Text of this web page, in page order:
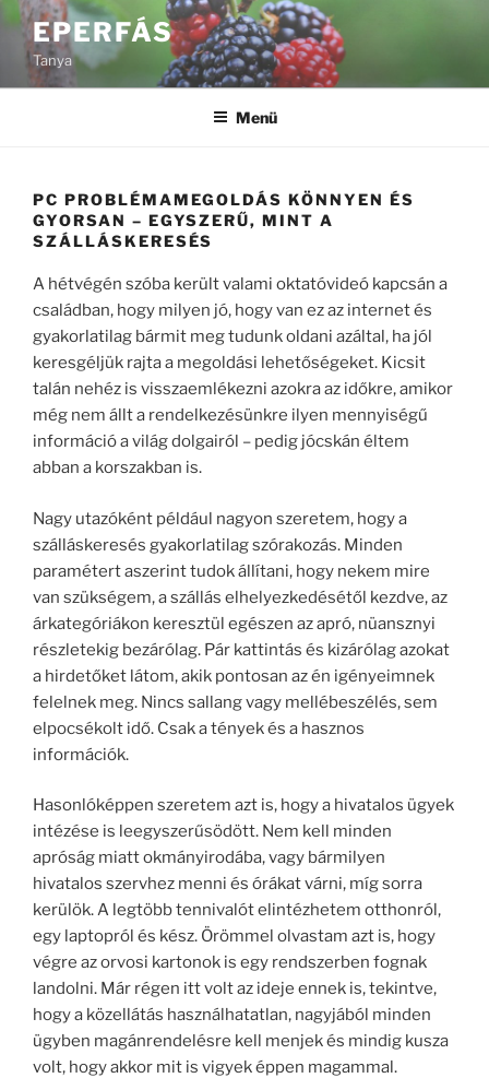
Tartalomhoz
EPERFÁS
Tanya
Menü
PC PROBLÉMAMEGOLDÁS KÖNNYEN ÉS
GYORSAN – EGYSZERŰ, MINT A
SZÁLLÁSKERESÉS
A hétvégén szóba került valami oktatóvideó kapcsán a
családban, hogy milyen jó, hogy van ez az internet és
gyakorlatilag bármit meg tudunk oldani azáltal, ha jól
keresgéljük rajta a megoldási lehetőségeket. Kicsit
talán nehéz is visszaemlékezni azokra az időkre, amikor
még nem állt a rendelkezésünkre ilyen mennyiségű
információ a világ dolgairól – pedig jócskán éltem
abban a korszakban is.
Nagy utazóként például nagyon szeretem, hogy a
szálláskeresés gyakorlatilag szórakozás. Minden
paramétert aszerint tudok állítani, hogy nekem mire
van szükségem, a szállás elhelyezkedésétől kezdve, az
árkategóriákon keresztül egészen az apró, nüansznyi
részletekig bezárólag. Pár kattintás és kizárólag azokat
a hirdetőket látom, akik pontosan az én igényeimnek
felelnek meg. Nincs sallang vagy mellébeszélés, sem
elpocsékolt idő. Csak a tények és a hasznos
információk.
Hasonlóképpen szeretem azt is, hogy a hivatalos ügyek
intézése is leegyszerűsödött. Nem kell minden
apróság miatt okmányirodába, vagy bármilyen
hivatalos szervhez menni és órákat várni, míg sorra
kerülök. A legtöbb tennivalót elintézhetem otthonról,
egy laptopról és kész. Örömmel olvastam azt is, hogy
végre az orvosi kartonok is egy rendszerben fognak
landolni. Már régen itt volt az ideje ennek is, tekintve,
hogy a közellátás használhatatlan, nagyjából minden
ügyben magánrendelésre kell menjek és mindig kusza
volt, hogy akkor mit is vigyek éppen magammal.